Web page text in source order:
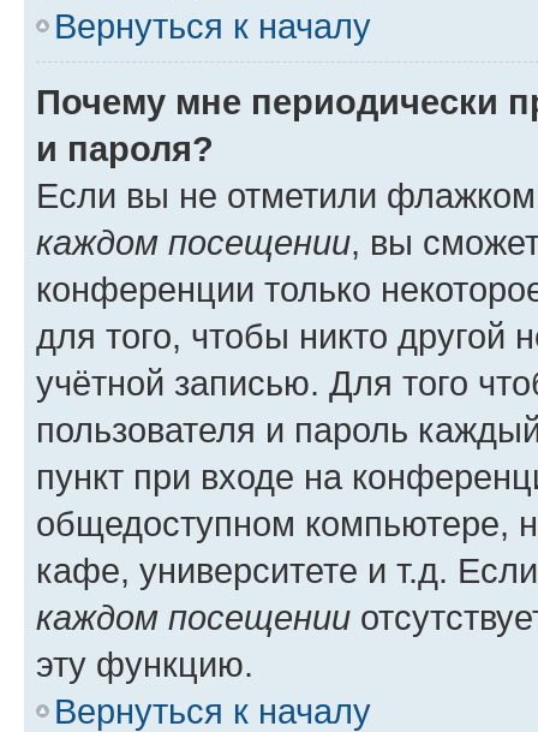
Вернуться к началу
Почему мне периодически
и пароля?
Если вы не отметили
каждом посещении, вы
конференции только
для того, чтобы никто другой
учётной записью. Для того
пользователя и пароль
пункт при входе на
общедоступном компьютере,
кафе, университете и т.д.
каждом посещении
эту функцию.
Вернуться к началу